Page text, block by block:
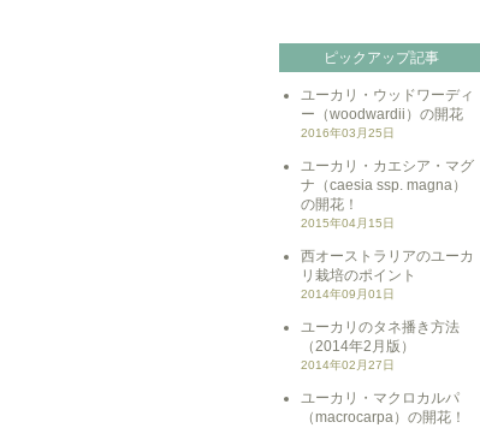
ピックアップ記事
ユーカリ・ウッドワーディ
ー（woodwardii）の開花
2016年03月25日
ユーカリ・カエシア・マグ
ナ（caesia ssp. magna）
の開花！
2015年04月15日
西オーストラリアのユーカ
リ栽培のポイント
2014年09月01日
ユーカリのタネ播き方法
（2014年2月版）
2014年02月27日
ユーカリ・マクロカルパ
（macrocarpa）の開花！